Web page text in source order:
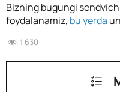
Bizning bugungi
foydalanamiz, bu yerda
1 630